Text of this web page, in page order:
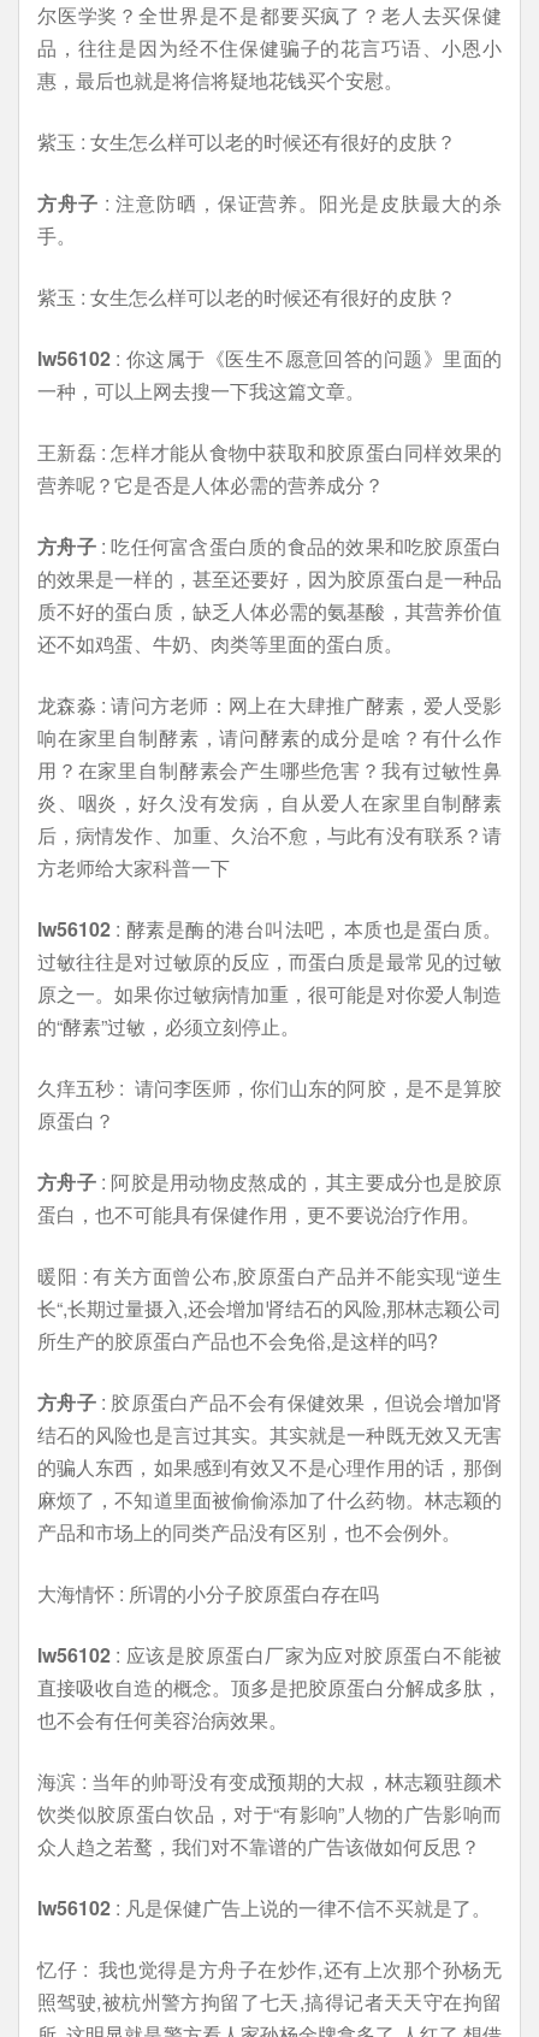
尔医学奖？全世界是不是都要买疯了？老人去买保健
品，往往是因为经不住保健骗子的花言巧语、小恩小
惠，最后也就是将信将疑地花钱买个安慰。
紫玉 : 女生怎么样可以老的时候还有很好的皮肤？
方舟子 : 注意防晒，保证营养。阳光是皮肤最大的杀
手。
紫玉 : 女生怎么样可以老的时候还有很好的皮肤？
lw56102 : 你这属于《医生不愿意回答的问题》里面的
一种，可以上网去搜一下我这篇文章。
王新磊 : 怎样才能从食物中获取和胶原蛋白同样效果的
营养呢？它是否是人体必需的营养成分？
方舟子: 吃任何富含蛋白质的食品的效果和吃胶原蛋白
的效果是一样的，甚至还要好，因为胶原蛋白是一种品
质不好的蛋白质，缺乏人体必需的氨基酸，其营养价值
还不如鸡蛋、牛奶、肉类等里面的蛋白质。
龙森淼 : 请问方老师：网上在大肆推广酵素，爱人受影
响在家里自制酵素，请问酵素的成分是啥？有什么作
用？在家里自制酵素会产生哪些危害？我有过敏性鼻
炎、咽炎，好久没有发病，自从爱人在家里自制酵素
后，病情发作、加重、久治不愈，与此有没有联系？请
方老师给大家科普一下
lw56102 : 酵素是酶的港台叫法吧，本质也是蛋白质。
过敏往往是对过敏原的反应，而蛋白质是最常见的过敏
原之一。如果你过敏病情加重，很可能是对你爱人制造
的“酵素”过敏，必须立刻停止。
久痒五秒 : 请问李医师，你们山东的阿胶，是不是算胶
原蛋白？
方舟子: 阿胶是用动物皮熬成的，其主要成分也是胶原
蛋白，也不可能具有保健作用，更不要说治疗作用。
暖阳 : 有关方面曾公布,胶原蛋白产品并不能实现“逆生
长“,长期过量摄入,还会增加肾结石的风险,那林志颖公司
所生产的胶原蛋白产品也不会免俗,是这样的吗?
方舟子 : 胶原蛋白产品不会有保健效果，但说会增加肾
结石的风险也是言过其实。其实就是一种既无效又无害
的骗人东西，如果感到有效又不是心理作用的话，那倒
麻烦了，不知道里面被偷偷添加了什么药物。林志颖的
产品和市场上的同类产品没有区别，也不会例外。
大海情怀 : 所谓的小分子胶原蛋白存在吗
lw56102 : 应该是胶原蛋白厂家为应对胶原蛋白不能被
直接吸收自造的概念。顶多是把胶原蛋白分解成多肽，
也不会有任何美容治病效果。
海滨 : 当年的帅哥没有变成预期的大叔，林志颖驻颜术
饮类似胶原蛋白饮品，对于“有影响”人物的广告影响而
众人趋之若鹜，我们对不靠谱的广告该做如何反思？
lw56102 : 凡是保健广告上说的一律不信不买就是了。
忆仔 : 我也觉得是方舟子在炒作,还有上次那个孙杨无
照驾驶,被杭州警方拘留了七天,搞得记者天天守在拘留